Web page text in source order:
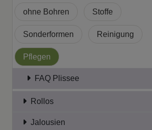
ohne Bohren Stoffe
Sonderformen Reinigung
Pflegen
FAQ Plissee
Rollos
Jalousien